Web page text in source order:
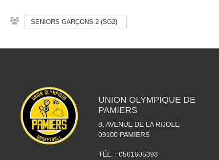
SENIORS GARÇONS 2 (SG2)
UNION OLYMPIQUE DE
PAMIERS
8, AVENUE DE LA RIJOLE
09100 PAMIERS
TÉL. : 0561605393